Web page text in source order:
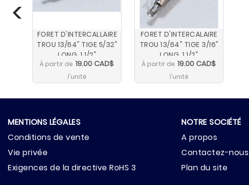
FORET D'INTERCALLAIRE
TROU 13/64" TIGE 5/32"
LONG. 1 1/2"
À partir de 19.00 CAD$
l'unité
FORET D'INTERCALAIRE
TROU 13/64" TIGE 3/16"
LONG. 1 1/2"
À partir de 19.00 CAD$
l'unité
MENTIONS LÉGALES
Conditions de vente
Vie privée
Exigences de la directive RoHS 3
NOTRE SOCIÉTÉ
A propos
Contactez-nous
Plan du site